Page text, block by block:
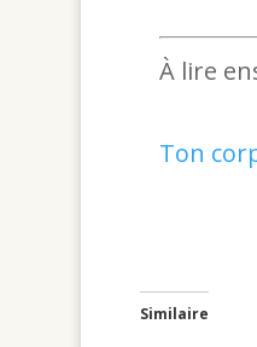
À lire
Ton
Similaire